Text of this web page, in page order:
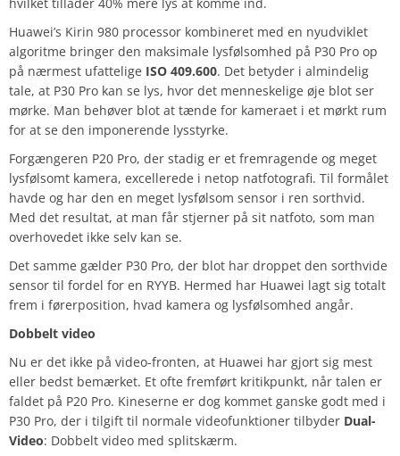
hvilket tillader 40% mere lys at komme ind.
Huawei’s Kirin 980 processor kombineret med en nyudviklet
algoritme bringer den maksimale lysfølsomhed på P30 Pro op
på nærmest ufattelige ISO 409.600. Det betyder i almindelig
tale, at P30 Pro kan se lys, hvor det menneskelige øje blot ser
mørke. Man behøver blot at tænde for kameraet i et mørkt rum
for at se den imponerende lysstyrke.
Forgængeren P20 Pro, der stadig er et fremragende og meget
lysfølsomt kamera, excellerede i netop natfotografi. Til formålet
havde og har den en meget lysfølsom sensor i ren sorthvid.
Med det resultat, at man får stjerner på sit natfoto, som man
overhovedet ikke selv kan se.
Det samme gælder P30 Pro, der blot har droppet den sorthvide
sensor til fordel for en RYYB. Hermed har Huawei lagt sig totalt
frem i førerposition, hvad kamera og lysfølsomhed angår.
Dobbelt video
Nu er det ikke på video-fronten, at Huawei har gjort sig mest
eller bedst bemærket. Et ofte fremført kritikpunkt, når talen er
faldet på P20 Pro. Kineserne er dog kommet ganske godt med i
P30 Pro, der i tilgift til normale videofunktioner tilbyder Dual-
Video: Dobbelt video med splitskærm.